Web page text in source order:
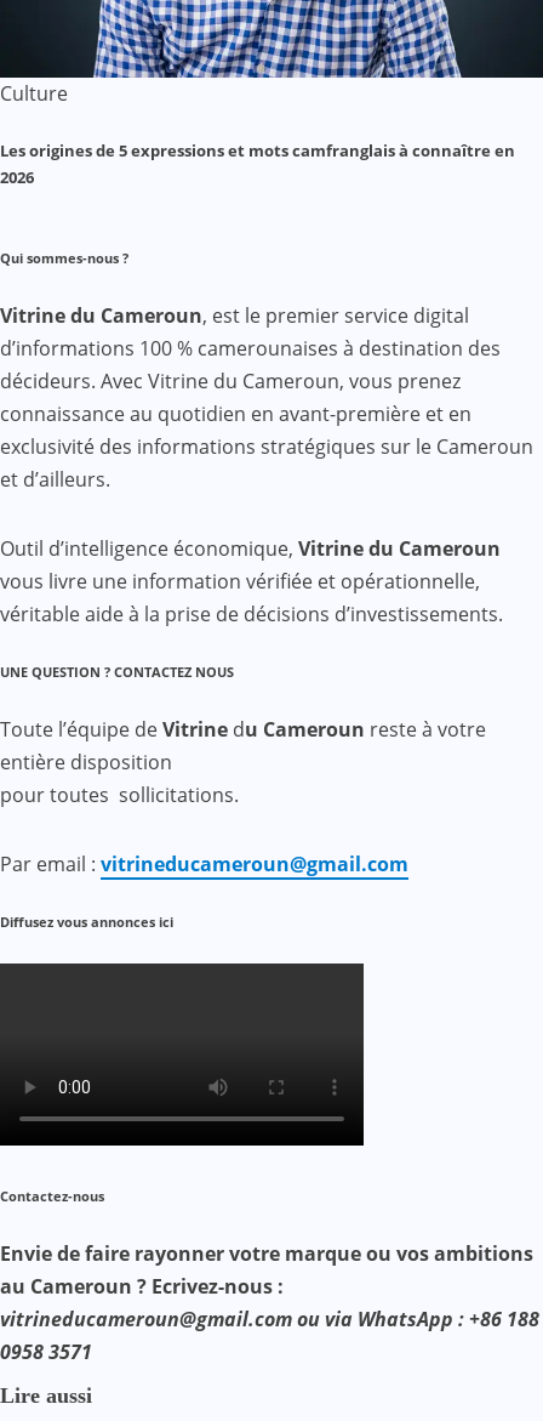
Culture
Les origines de 5 expressions et mots camfranglais à connaître en
2026
Qui sommes-nous ?
Vitrine du Cameroun, est le premier service digital
d’informations 100 % camerounaises à destination des
décideurs. Avec Vitrine du Cameroun, vous prenez
connaissance au quotidien en avant-première et en
exclusivité des informations stratégiques sur le Cameroun
et d’ailleurs.
Outil d’intelligence économique, Vitrine du Cameroun
vous livre une information vérifiée et opérationnelle,
véritable aide à la prise de décisions d’investissements.
UNE QUESTION ? CONTACTEZ NOUS
Toute l’équipe deVitrine du Cameroun reste à votre
entière disposition
pour toutes sollicitations.
Par email : vitrineducameroun@gmail.com
Diffusez vous annonces ici
Contactez-nous
Envie de faire rayonner votre marque ou vos ambitions
au Cameroun ? Ecrivez-nous :
vitrineducameroun@gmail.com ou via WhatsApp : +86 188
0958 3571
Lire aussi